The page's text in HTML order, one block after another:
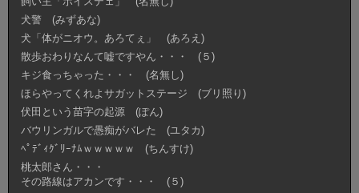
犬警 (みずあな)
犬「体がニオウ。あろてぇ」 (あろえ)
散歩おわりなんて嘘ですやん・・・ (５)
キジ食っちゃった・・・ (名無し)
ほらやってくれよサガットステージ (ブリ照り)
伏田という苗字の起源 (ぽん)
バウリンガルで愚痴がバレた (ユタカ)
ﾍﾟﾃﾞｨｸﾞﾘｰﾅﾑｗｗｗｗｗ (ちんすけ)
桃太郎さん・・・
その路線はアカンです・・・ (５)